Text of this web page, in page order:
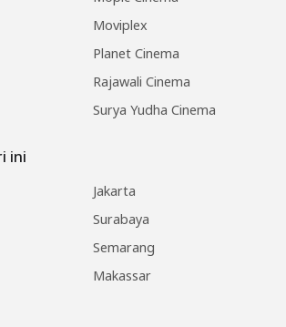
Moviplex
Planet Cinema
Rajawali Cinema
Surya Yudha Cinema
ini
Jakarta
Surabaya
Semarang
Makassar